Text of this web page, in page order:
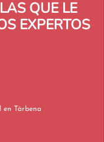
QUE LE
EXPERTOS
Derecho Inmobiliario y Propiedad Horizontal en Tàrbena